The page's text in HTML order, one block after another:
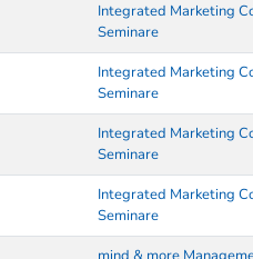
Integrated Marketing
Seminare
Integrated Marketing
Seminare
Integrated Marketing
Seminare
Integrated Marketing
Seminare